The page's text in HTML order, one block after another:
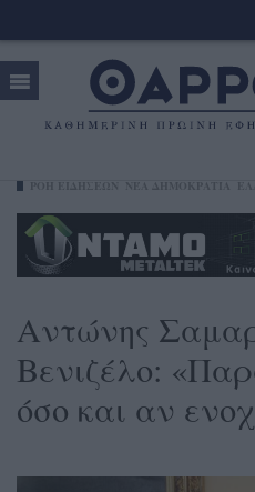
Αντώνης
Βενιζέλο:
όσο και αν